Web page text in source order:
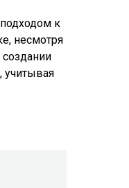
к
несмотря
учитывая